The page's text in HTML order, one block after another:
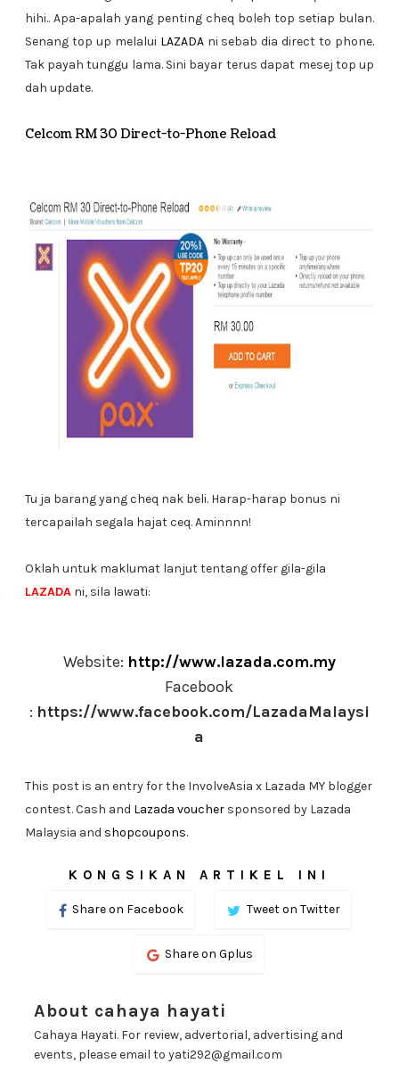
hihi.. Apa-apalah yang penting cheq boleh top setiap bulan.
Senang top up melalui LAZADAni sebab dia direct to phone.
Tak payah tunggu lama. Sini bayar terus dapat mesej top up
dah update.
Celcom RM 30 Direct-to-Phone Reload
Tu ja barang yang cheq nak beli. Harap-harap bonus ni
tercapailah segala hajat ceq. Aminnnn!
Oklah untuk maklumat lanjut tentang offer gila-gila
LAZADAni, sila lawati:
Website: http://www.lazada.com.my
Facebook
: https://www.facebook.com/LazadaMalaysi
a
This post is an entry for the InvolveAsia x Lazada MY blogger
contest. Cash and Lazada vouchersponsored by Lazada
Malaysia and shopcoupons.
KONGSIKAN ARTIKEL INI
Share on Facebook Tweet on Twitter
Share on Gplus
About cahaya hayati
Cahaya Hayati. For review, advertorial, advertising and
events, please email to yati292@gmail.com